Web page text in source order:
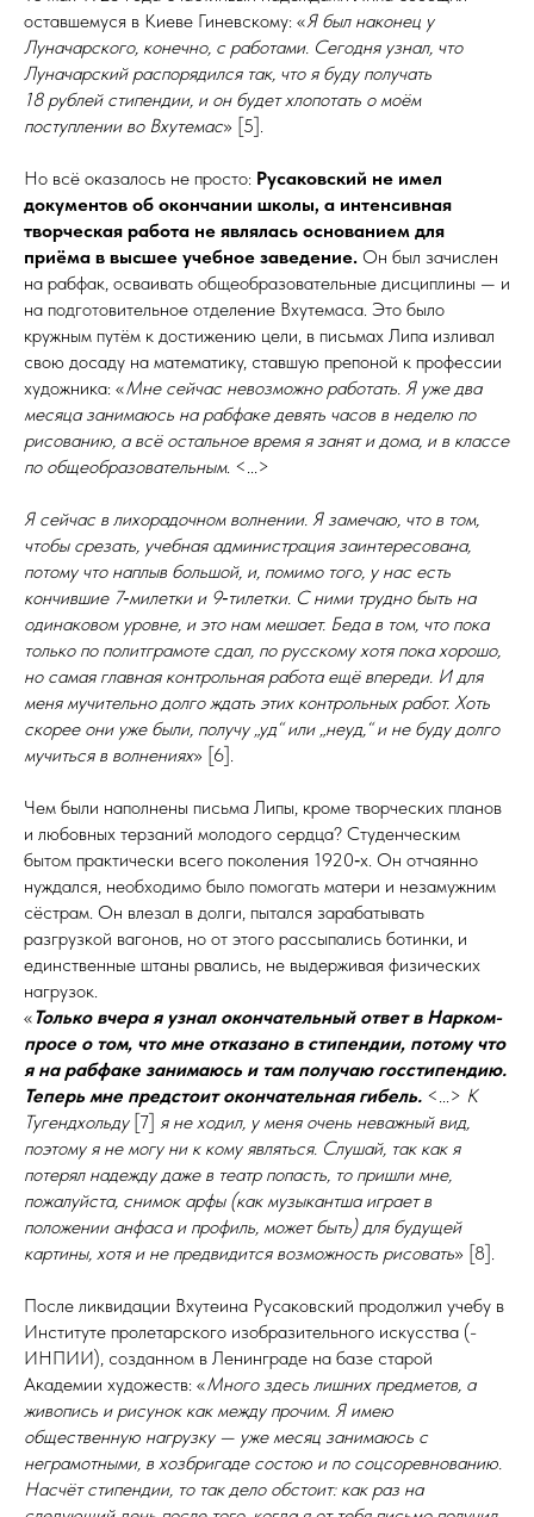
оставшемуся в Киеве Гиневскому: «Я был наконец у
Луначарского, конечно, с работами. Сегодня узнал, что
Луначарский распорядился так, что я буду получать
18 рублей стипендии, и он будет хлопотать о моём
поступлении во ­Вхутемас» [5].
Но всё оказалось не просто: Русаковский не имел
документов об окончании школы, а интенсивная
творческая работа не являлась основанием для
приёма в высшее учебное заведение. Он был за­чис­лен
на рабфак, осваивать об­ще­об­ра­зо­ва­тель­ные дисциплины — и
на подготовительное отделение Вхутемаса. Это было
кружным путём к достижению цели, в письмах Липа изливал
свою досаду на математику, ставшую препоной к профессии
художника: «Мне сейчас невозможно работать. Я уже два
месяца занимаюсь на рабфаке девять часов в неделю по
рисованию, а всё остальное время я занят и дома, и в классе
по обще­обра­зо­ва­тельным. <...>
Я сейчас в лихорадочном волнении. Я замечаю, что в том,
чтобы срезать, учебная администрация заинтересована,
потому что наплыв большой, и, помимо того, у нас есть
кончившие 7‑милетки и 9‑тилетки. С ними трудно быть на
одинаковом уровне, и это нам мешает. Беда в том, что пока
только по полит­грамо­те сдал, по русскому хотя пока хорошо,
но самая главная кон­троль­ная работа ещё впереди. И для
меня мучительно долго ждать этих контрольных работ. Хоть
скорее они уже были, получу „уд“ или „неуд,“ и не буду долго
мучиться в волнениях» [6].
Чем были наполнены письма Липы, кроме творческих планов
и любовных терзаний молодого серд­ца? Студенческим
бытом практически всего поколения 1920‑х. Он отчаянно
нуждался, необходимо было помогать матери и незамужним
сёстрам. Он влезал в долги, пытался зарабатывать
разгрузкой вагонов, но от этого рассыпались ботинки, и
единственные штаны рвались, не выдерживая физических
нагрузок.
«Только вчера я узнал окончательный ответ в Нар­ком­
про­се о том, что мне отказано в стипендии, потому что
я на рабфаке занимаюсь и там получаю гос­сти­пен­дию.
Теперь мне предстоит окончательная гибель. <...> К
Тугендхольду[7] я не ходил, у меня очень неважный вид,
поэтому я не могу ни к кому являться. Слушай, так как я
потерял надежду даже в театр попасть, то пришли мне,
пожалуйста, снимок арфы (как музыкантша играет в
положении анфаса и профиль, может быть) для будущей
картины, хотя и не предвидится возможность рисовать» [8].
После ликвидации Вхутеина Русаковский продолжил учебу в
Институте пролетарского изобразительного искусства (­
ИНПИИ), созданном в Ленинграде на базе старой
Академии художеств: «Много здесь лишних предметов, а
живопись и рисунок как между прочим. Я имею
общественную нагрузку — уже месяц занимаюсь с
неграмотными, в хозбригаде состою и по соцсоревнованию.
Насчёт стипендии, то так дело обстоит: как раз на